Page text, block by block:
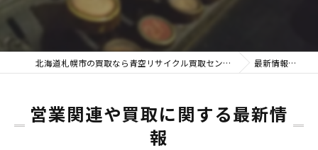
北海道札幌市の買取なら青空リサイクル買取センター 最新情報一覧
営業関連や買取に関する最新情
報